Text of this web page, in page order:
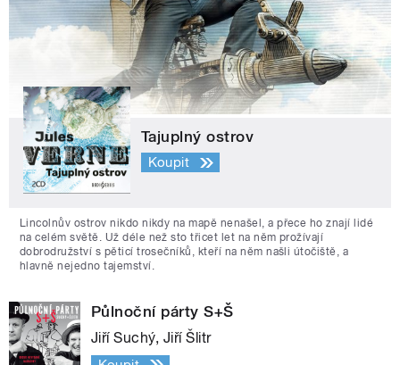
Tajuplný ostrov
Koupit
Lincolnův ostrov nikdo nikdy na mapě nenašel, a přece ho znají lidé
na celém světě. Už déle než sto třicet let na něm prožívají
dobrodružství s pěticí trosečníků, kteří na něm našli útočiště, a
hlavně nejedno tajemství.
Půlnoční párty S+Š
Jiří Suchý, Jiří Šlitr